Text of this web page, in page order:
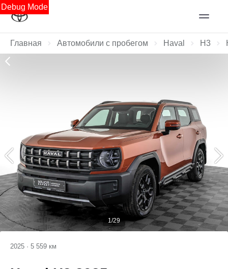
Debug Mode
Главная Автомобили с пробегом Haval H3
1/29
2025 · 5 559 км